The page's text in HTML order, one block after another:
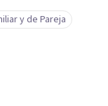
y de Pareja